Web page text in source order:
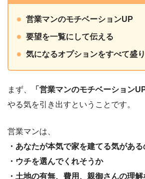
営業マンのモチベーションUP
要望を一覧にして伝える
気になるオプションをすべて盛
まず、 「営業マンのモチベーションUP
やる気を引き出すということです。
営業マンは、
・あなたが本気で家を建てる気がある
・ウチを選んでくれそうか
・土地の有無、費用、親御さんの理